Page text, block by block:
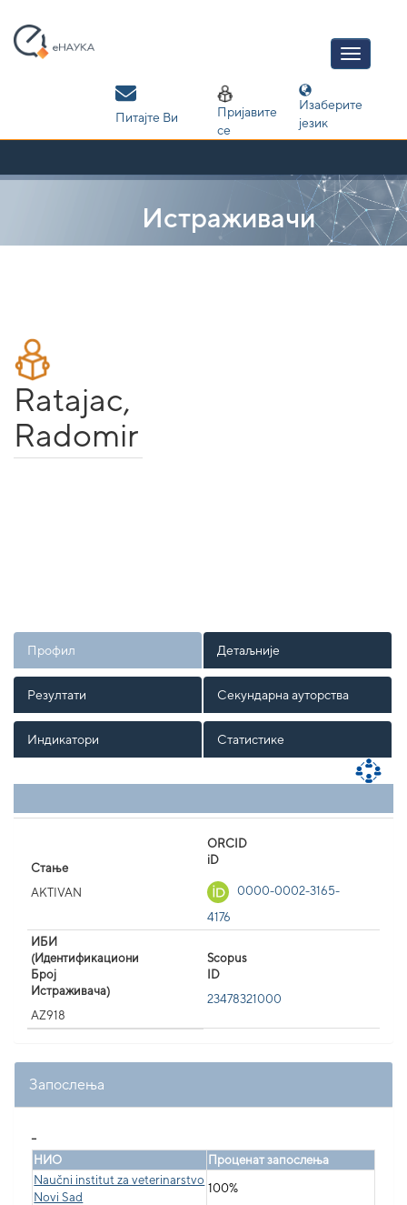
navigation
Питајте Ви
Пријавите
се
Изаберите
језик
Истраживачи
Ratajac,
Radomir
Профил Детаљније
Резултати Секундарна ауторства
Индикатори Статистике
Стање
AKTIVAN
ORCID
iD
0000-0002-3165-
4176
ИБИ
(Идентификациони
Број
Истраживача)
AZ918
Scopus
ID
23478321000
Запослења
НИО
Проценат запослења
Naučni institut za veterinarstvo
Novi Sad
100%